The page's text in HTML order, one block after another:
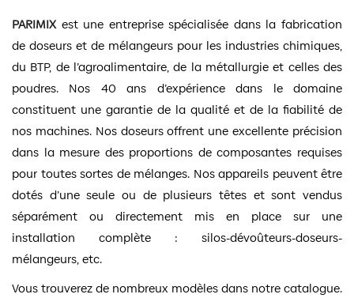
PARIMIXest une entreprise spécialisée dans la fabrication
de doseurs et de mélangeurs pour les industries chimiques,
du BTP, de l’agroalimentaire, de la métallurgie et celles des
poudres. Nos 40 ans d’expérience dans le domaine
constituent une garantie de la qualité et de la fiabilité de
nos machines. Nos doseurs offrent une excellente précision
dans la mesure des proportions de composantes requises
pour toutes sortes de mélanges. Nos appareils peuvent être
dotés d’une seule ou de plusieurs têtes et sont vendus
séparément ou directement mis en place sur une
installation complète : silos-dévoûteurs-doseurs-
mélangeurs, etc.
Vous trouverez de nombreux modèles dans notre catalogue.